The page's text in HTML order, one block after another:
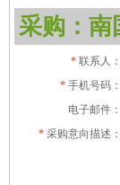
采购：南
* 联系人：
* 手机号码：
电子邮件：
* 采购意向描述：